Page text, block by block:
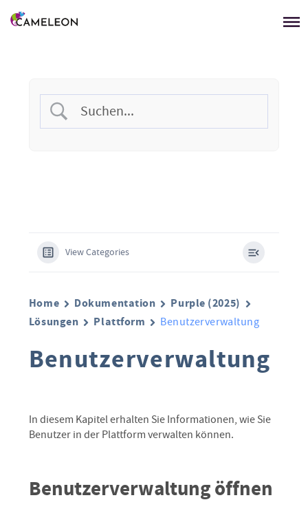
View Categories
Home Dokumentation
Purple (2025)
Lösungen
Plattform Benutzerverwaltung
Benutzerverwaltung
In diesem Kapitel erhalten Sie Informationen, wie Sie
Benutzer in der Plattform verwalten können.
Benutzerverwaltung öffnen